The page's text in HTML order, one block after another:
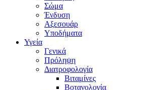
Σώμα
Ένδυση
Αξεσουάρ
Υποδήματα
Υγεία
Γενικά
Πρόληψη
Διατροφολογία
Βιταμίνες
Βοτανολογία